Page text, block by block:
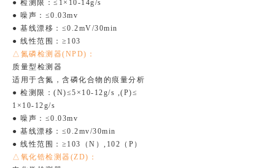
● 检测限：≤1×10-14g/s
● 噪声：≤0.03mv
● 基线漂移：≤0.2mV/30min
● 线性范围：≥103
△氮磷检测器(NPD)：
质量型检测器
适用于含氮，含磷化合物的痕量分析
● 检测限：(N)≤5×10-12g/s ,(P)≤
1×10-12g/s
● 噪声：≤0.03mv
● 基线漂移：≤0.2mv/30min
● 线性范围：≥103（N）,102（P）
△氧化锆检测器(ZD)：